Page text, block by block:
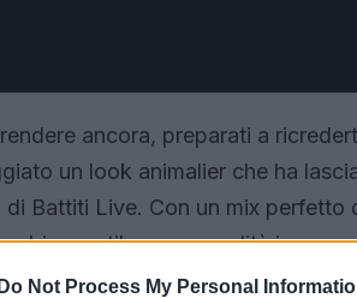
Do Not Process My Personal
ancora, preparati a
un look animalier che ha
Battiti Live. Con un mix perfetto
stile e personalità in un
questo outfit audace e i successi